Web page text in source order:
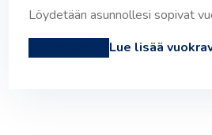
Löydetään asunnollesi sopivat
Lue lisää